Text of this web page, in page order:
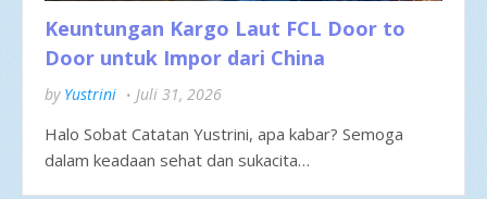
Keuntungan Kargo Laut FCL Door to
Door untuk Impor dari China
by Yustrini Juli 31, 2026
Halo Sobat Catatan Yustrini, apa kabar? Semoga
dalam keadaan sehat dan sukacita…